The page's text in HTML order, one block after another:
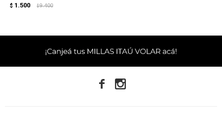
$ 1.500 $ 9.400
 